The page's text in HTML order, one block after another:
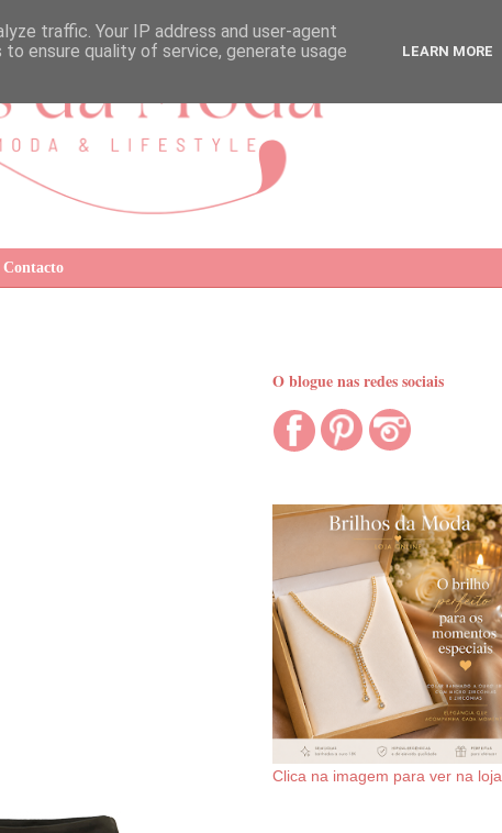
Contacto
O blogue nas redes sociais
Clica na imagem para ver na loja
traffic. Your IP address and user-agent
ensure quality of service, generate usage
LEARN MORE